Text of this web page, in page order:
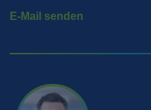
E-Mail senden